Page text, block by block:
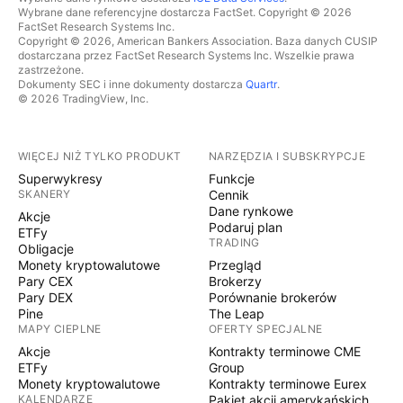
Wybrane dane referencyjne dostarcza FactSet. Copyright © 2026
FactSet Research Systems Inc.
Copyright © 2026, American Bankers Association. Baza danych CUSIP
dostarczana przez FactSet Research Systems Inc. Wszelkie prawa
zastrzeżone.
Dokumenty SEC i inne dokumenty dostarcza Quartr.
© 2026 TradingView, Inc.
WIĘCEJ NIŻ TYLKO PRODUKT
Superwykresy
SKANERY
Akcje
ETFy
Obligacje
Monety kryptowalutowe
Pary CEX
Pary DEX
Pine
MAPY CIEPLNE
Akcje
ETFy
Monety kryptowalutowe
KALENDARZE
NARZĘDZIA I SUBSKRYPCJE
Funkcje
Cennik
Dane rynkowe
Podaruj plan
TRADING
Przegląd
Brokerzy
Porównanie brokerów
The Leap
OFERTY SPECJALNE
Kontrakty terminowe CME
Group
Kontrakty terminowe Eurex
Pakiet akcji amerykańskich